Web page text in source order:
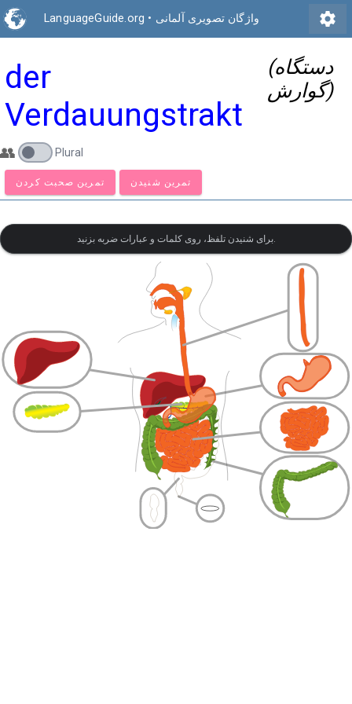
LanguageGuide.org • واژگان تصویری آلمانی settings
der
Verdauungstrakt
(دستگاه
گوارش)
👥 Plural
برای شنیدن تلفظ، روی کلمات و عبارات ضربه بزنید.